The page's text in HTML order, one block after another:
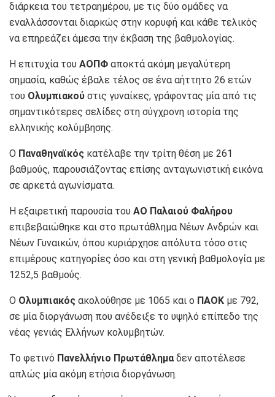
διάρκεια του τετραημέρου, με τις δύο ομάδες να
εναλλάσσονται διαρκώς στην κορυφή και κάθε τελικός
να επηρεάζει άμεσα την έκβαση της βαθμολογίας.
Η επιτυχία του ΑΟΠΦ αποκτά ακόμη μεγαλύτερη
σημασία, καθώς έβαλε τέλος σε ένα αήττητο 26 ετών
του Ολυμπιακού στις γυναίκες, γράφοντας μία από τις
σημαντικότερες σελίδες στη σύγχρονη ιστορία της
ελληνικής κολύμβησης.
Ο Παναθηναϊκός κατέλαβε την τρίτη θέση με 261
βαθμούς, παρουσιάζοντας επίσης ανταγωνιστική εικόνα
σε αρκετά αγωνίσματα.
Η εξαιρετική παρουσία του ΑΟ Παλαιού Φαλήρου
επιβεβαιώθηκε και στο πρωτάθλημα Νέων Ανδρών και
Νέων Γυναικών, όπου κυριάρχησε απόλυτα τόσο στις
επιμέρους κατηγορίες όσο και στη γενική βαθμολογία με
1252,5 βαθμούς.
Ο Ολυμπιακός ακολούθησε με 1065 και ο ΠΑΟΚ με 792,
σε μία διοργάνωση που ανέδειξε το υψηλό επίπεδο της
νέας γενιάς Ελλήνων κολυμβητών.
Το φετινό Πανελλήνιο Πρωτάθλημα δεν αποτέλεσε
απλώς μία ακόμη ετήσια διοργάνωση.